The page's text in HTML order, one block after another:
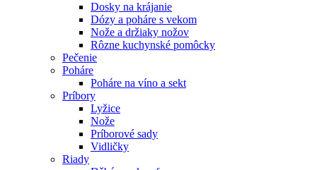
Dosky na krájanie
Dózy a poháre s vekom
Nože a držiaky nožov
Rôzne kuchynské pomôcky
Pečenie
Poháre
Poháre na víno a sekt
Príbory
Lyžice
Nože
Príborové sady
Vidličky
Riady